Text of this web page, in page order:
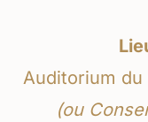
Auditorium
(ou